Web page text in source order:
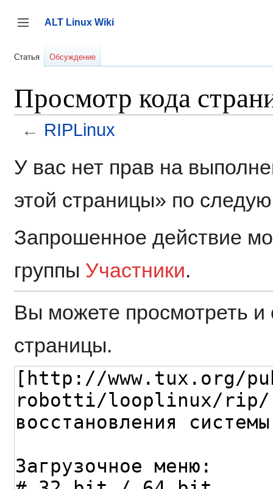
содержанию
Переключить боковую панель
ALT Linux Wiki
Статья Обсуждение
Просмотр кода
← RIPLinux
У вас нет прав на
этой страницы» по
Запрошенное действие
группы Участники.
Вы можете просмотреть и
страницы.